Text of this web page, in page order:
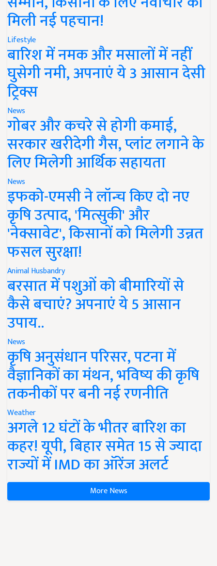
मिली नई पहचान!
Lifestyle
बारिश में नमक और मसालों में नहीं
घुसेगी नमी, अपनाएं ये 3 आसान देसी
ट्रिक्स
News
गोबर और कचरे से होगी कमाई,
सरकार खरीदेगी गैस, प्लांट लगाने के
लिए मिलेगी आर्थिक सहायता
News
इफको-एमसी ने लॉन्च किए दो नए
कृषि उत्पाद, 'मित्सुकी' और
'नेक्सावेट', किसानों को मिलेगी उन्नत
फसल सुरक्षा!
Animal Husbandry
बरसात में पशुओं को बीमारियों से
कैसे बचाएं? अपनाएं ये 5 आसान
उपाय..
News
कृषि अनुसंधान परिसर, पटना में
वैज्ञानिकों का मंथन, भविष्य की कृषि
तकनीकों पर बनी नई रणनीति
Weather
अगले 12 घंटों के भीतर बारिश का
कहर! यूपी, बिहार समेत 15 से ज्यादा
राज्यों में IMD का ऑरेंज अलर्ट
More News